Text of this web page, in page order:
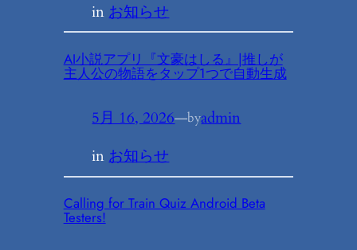
in お知らせ
AI小説アプリ『文豪はしる』|推しが
主人公の物語をタップ1つで自動生成
5月 16, 2026—byadmin
in お知らせ
Calling for Train Quiz Android Beta
Testers!